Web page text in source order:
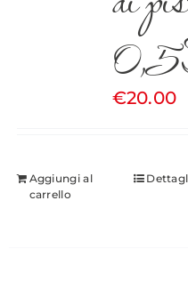
€20.00
Aggiungi al
carrello